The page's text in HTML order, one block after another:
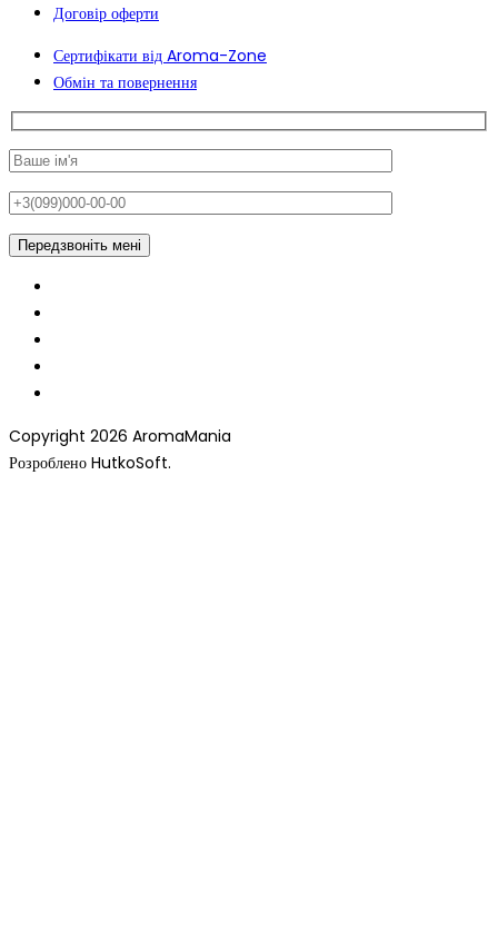
Договір оферти
Сертифікати від Aroma-Zone
Обмін та повернення
Copyright 2026 AromaMania
Розроблено HutkoSoft.